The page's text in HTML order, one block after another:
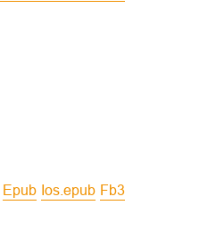
epub ios.epub fb3